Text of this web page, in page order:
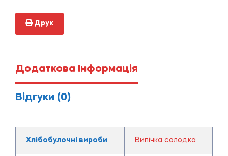
Друк
Додаткова Інформація
Відгуки (0)
Хлібобулочні вироби Випічка солодка